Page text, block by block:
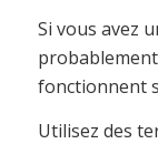
Si vous avez
fonctionnent
Utilisez des